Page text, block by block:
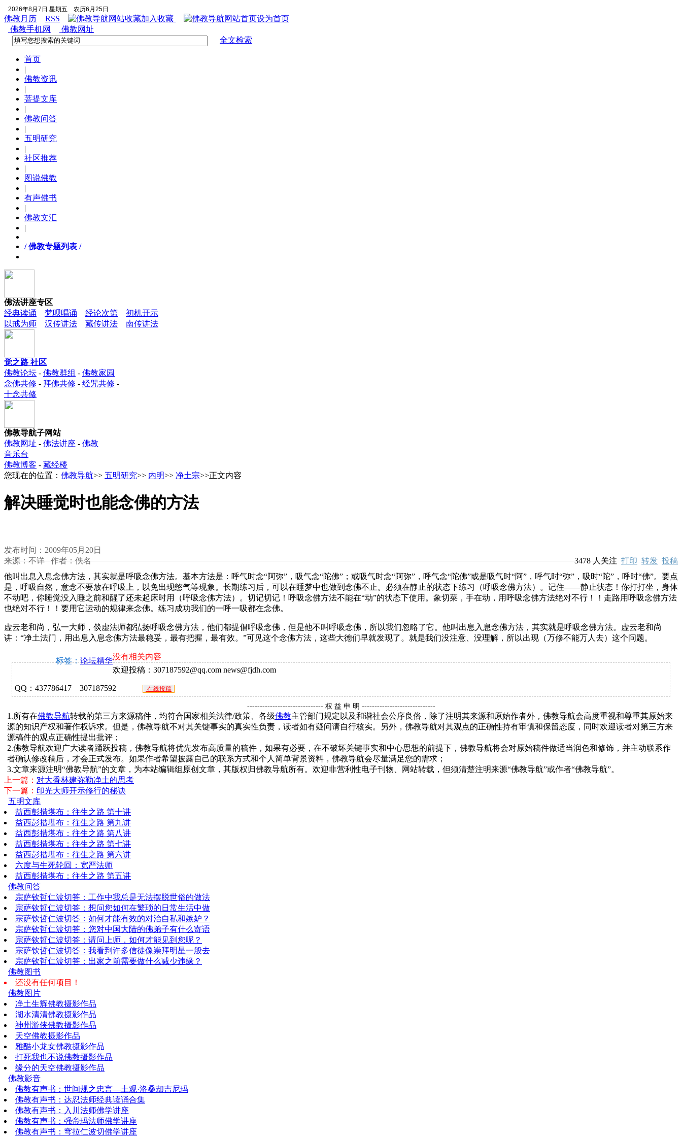
2026年8月7日 星期五 农历6月25日
佛教月历 RSS 加入收藏
设为首页
佛教手机网
佛教网址
全文检索
首页
|
佛教资讯
|
菩提文库
|
佛教问答
|
五明研究
|
社区推荐
|
图说佛教
|
有声佛书
|
佛教文汇
|
/ 佛教专题列表 /
佛法讲座专区
经典读诵
梵呗唱诵 经论次第
初机开示
以戒为师
汉传讲法 藏传讲法 南传讲法
觉之路 社区
佛教论坛 - 佛教群组 - 佛教家园
念佛共修 - 拜佛共修 - 经咒共修 -
十念共修
佛教导航子网站
佛教网址 - 佛法讲座 - 佛教
音乐台
佛教博客 - 藏经楼
您现在的位置： 佛教导航>> 五明研究>> 内明>> 净土宗>>正文内容
解决睡觉时也能念佛的方法
发布时间：2009年05月20日
来源：不详 作者：佚名
3478人关注 打印 转发 投稿
他叫出息入息念佛方法，其实就是呼吸念佛方法。基本方法是：呼气时念“阿弥”，吸气念“陀佛”；或吸气时念“阿弥”，呼气念“陀佛”或是吸气时“阿”，呼气时“弥”，吸时“陀”，呼时“佛”。要点
是，呼吸自然，意念不要放在呼吸上，以免出现憋气等现象。长期练习后，可以在睡梦中也做到念佛不止。必须在静止的状态下练习（呼吸念佛方法）。记住——静止状态！你打打坐，身体
不动吧，你睡觉没入睡之前和醒了还未起床时用（呼吸念佛方法）。切记切记！呼吸念佛方法不能在“动”的状态下使用。象切菜，手在动，用呼吸念佛方法绝对不行！！走路用呼吸念佛方法
也绝对不行！！要用它运动的规律来念佛。练习成功我们的一呼一吸都在念佛。
虚云老和尚，弘一大师，倓虚法师都弘扬呼吸念佛方法，他们都提倡呼吸念佛，但是他不叫呼吸念佛，所以我们忽略了它。他叫出息入息念佛方法，其实就是呼吸念佛方法。虚云老和尚
讲：“净土法门，用出息入息念佛方法最稳妥，最有把握，最有效。”可见这个念佛方法，这些大德们早就发现了。就是我们没注意、没理解，所以出现（万修不能万人去）这个问题。
标签：论坛精华没有相关内容
欢迎投稿：307187592@qq.com news@fjdh.com
QQ：437786417 307187592 在线投稿
------------------------------ 权 益 申 明 -----------------------------
1.所有在佛教导航转载的第三方来源稿件，均符合国家相关法律/政策、各级佛教主管部门规定以及和谐社会公序良俗，除了注明其来源和原始作者外，佛教导航会高度重视和尊重其原始来
源的知识产权和著作权诉求。但是，佛教导航不对其关键事实的真实性负责，读者如有疑问请自行核实。另外，佛教导航对其观点的正确性持有审慎和保留态度，同时欢迎读者对第三方来
源稿件的观点正确性提出批评；
2.佛教导航欢迎广大读者踊跃投稿，佛教导航将优先发布高质量的稿件，如果有必要，在不破坏关键事实和中心思想的前提下，佛教导航将会对原始稿件做适当润色和修饰，并主动联系作
者确认修改稿后，才会正式发布。如果作者希望披露自己的联系方式和个人简单背景资料，佛教导航会尽量满足您的需求；
3.文章来源注明“佛教导航”的文章，为本站编辑组原创文章，其版权归佛教导航所有。欢迎非营利性电子刊物、网站转载，但须清楚注明来源“佛教导航”或作者“佛教导航”。
上一篇： 对大香林建弥勒净土的思考
下一篇： 印光大师开示修行的秘诀
五明文库
益西彭措堪布：往生之路 第十讲
益西彭措堪布：往生之路 第九讲
益西彭措堪布：往生之路 第八讲
益西彭措堪布：往生之路 第七讲
益西彭措堪布：往生之路 第六讲
六度与生死轮回：宽严法师
益西彭措堪布：往生之路 第五讲
佛教问答
宗萨钦哲仁波切答：工作中我总是无法摆脱世俗的做法
宗萨钦哲仁波切答：想问您如何在繁琐的日常生活中做
宗萨钦哲仁波切答：如何才能有效的对治自私和嫉妒？
宗萨钦哲仁波切答：您对中国大陆的佛弟子有什么寄语
宗萨钦哲仁波切答：请问上师，如何才能见到您呢？
宗萨钦哲仁波切答：我看到许多信徒像崇拜明星一般去
宗萨钦哲仁波切答：出家之前需要做什么减少违缘？
佛教图书
还没有任何项目！
佛教图片
净土生辉佛教摄影作品
湖水清清佛教摄影作品
神州游侠佛教摄影作品
天空佛教摄影作品
雅酷小龙女佛教摄影作品
打死我也不说佛教摄影作品
缘分的天空佛教摄影作品
佛教影音
佛教有声书：世间规之忠言—土观·洛桑却吉尼玛
佛教有声书：达忍法师经典读诵合集
佛教有声书：入川法师佛学讲座
佛教有声书：强帝玛法师佛学讲座
佛教有声书：穹拉仁波切佛学讲座